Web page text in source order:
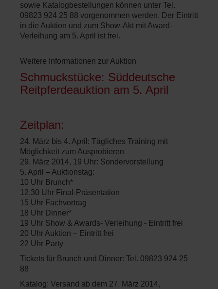
sowie Katalogbestellungen können unter Tel.
09823 924 25 88 vorgenommen werden. Der Eintritt
in die Auktion und zum Show-Akt mit Award-
Verleihung am 5. April ist frei.
Weitere Informationen zur Auktion
Schmuckstücke: Süddeutsche
Reitpferdeauktion am 5. April
Zeitplan:
24. März bis 4. April: Tägliches Training mit
Möglichkeit zum Ausprobieren
29. März 2014, 19 Uhr: Sondervorstellung
5. April – Auktionstag:
10 Uhr Brunch*
12.30 Uhr Final-Präsentation
15 Uhr Fachvortrag
18 Uhr Dinner*
19 Uhr Show & Awards- Verleihung - Eintritt frei
20 Uhr Auktion – Eintritt frei
22 Uhr Party
Tickets für Brunch und Dinner: Tel. 09823 924 25
88
Katalog: Versand ab dem 27. März 2014,